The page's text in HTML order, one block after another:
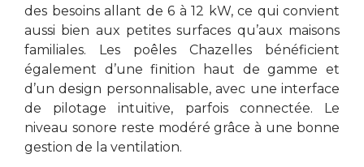
des besoins allant de 6 à 12 kW, ce qui convient
aussi bien aux petites surfaces qu’aux maisons
familiales. Les poêles Chazelles bénéficient
également d’une finition haut de gamme et
d’un design personnalisable, avec une interface
de pilotage intuitive, parfois connectée. Le
niveau sonore reste modéré grâce à une bonne
gestion de la ventilation.